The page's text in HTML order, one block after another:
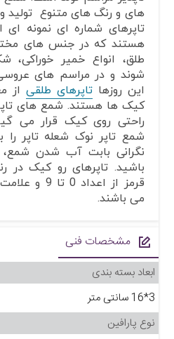
های و رنگ های متنوع تولید
تاپرهای شماره ای نمونه ای
هستند که در جنس های
طلق، انواع خمیر
شوند و در مراسم های عروسی،
این روزهاتاپرهای طلقی از
کیک ها هستند. شمع های
راحتی روی کیک قرار می
شمع تاپر نوک شعله تاپر
نگرانی بابت آب شدن شمع،
باشید. تاپرهای رو کیک در
قرمز از
می باشند.
مشخصات فنی
ابعاد بسته بندی
3*16 سانتی متر
نوع پارافین